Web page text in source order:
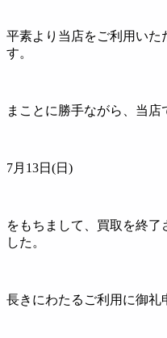
平素より当店をご利用いた
す。
まことに勝手ながら、当店
7月13日(日)
をもちまして、買取を終了
した。
長きにわたるご利用に御礼